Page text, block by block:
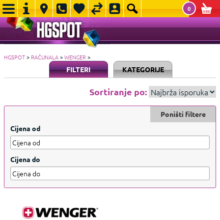
0
HGSPOT> RAČUNALA>WENGER >
FILTERI KATEGORIJE
Sortiranje po:
Cijena od
Cijena do
Poništi filtere